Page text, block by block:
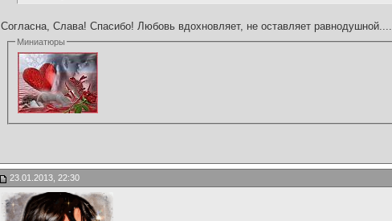
Согласна, Слава! Спасибо! Любовь вдохновляет, не оставляет равнодушной....
Миниатюры
23.01.2013, 22:30